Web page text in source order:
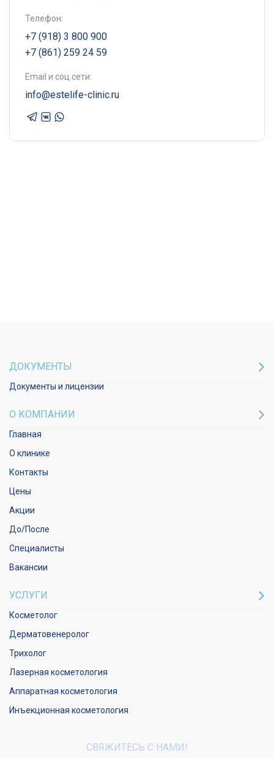
Телефон:
+7 (918) 3 800 900
+7 (861) 259 24 59
Email и соц.сети:
info@estelife-clinic.ru
ДОКУМЕНТЫ
Документы и лицензии
О КОМПАНИИ
Главная
О клинике
Контакты
Цены
Акции
До/После
Специалисты
Вакансии
УСЛУГИ
Косметолог
Дерматовенеролог
Трихолог
Лазерная косметология
Аппаратная косметология
Инъекционная косметология
СВЯЖИТЕСЬ С НАМИ!